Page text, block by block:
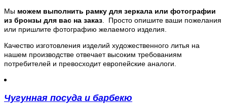
Мы можем выполнить рамку для зеркала или фотографии
из бронзы для вас на заказ. Просто опишите ваши пожелания
или пришлите фотографию желаемого изделия.
Качество изготовления изделий художественного литья на
нашем производстве отвечает высоким требованиям
потребителей и превосходит европейские аналоги.
Чугунная посуда и барбекю